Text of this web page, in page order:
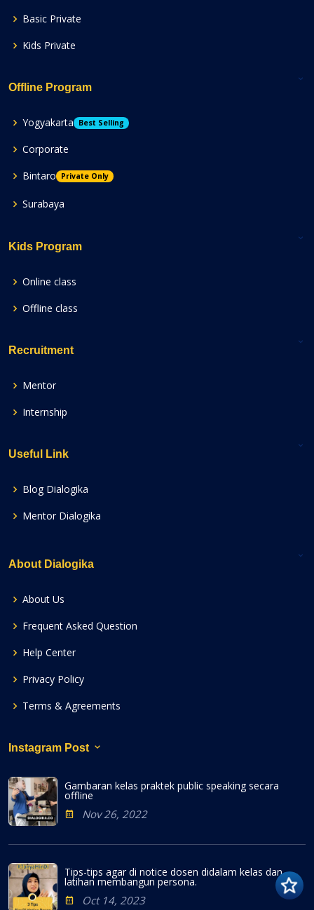
Basic Private
Kids Private
Offline Program
Yogyakarta Best Selling
Corporate
Bintaro
Private Only
Surabaya
Kids Program
Online class
Offline class
Recruitment
Mentor
Internship
Useful Link
Blog Dialogika
Mentor Dialogika
About Dialogika
About Us
Frequent Asked Question
Help Center
Privacy Policy
Terms & Agreements
Instagram Post
Gambaran kelas praktek public speaking secara
offline
Nov 26, 2022
Tips-tips agar di notice dosen didalam kelas dan
latihan membangun persona.
Oct 14, 2023